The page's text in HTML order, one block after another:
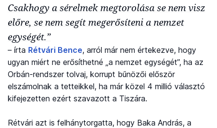
Csakhogy a sérelmek megtorolása se nem visz
előre, se nem segít megerősíteni a nemzet
egységét.”
– írta Rétvári Bence, arról már nem értekezve, hogy
ugyan miért ne erősíthetné „a nemzet egységét”, ha az
Orbán-rendszer tolvaj, korrupt bűnözői először
elszámolnak a tetteikkel, ha már közel 4 millió választó
kifejezetten ezért szavazott a Tiszára.
Rétvári azt is felhánytorgatta, hogy Baka András, a